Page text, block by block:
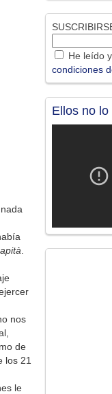
nos
de
los 21
le
He leído
condiciones
Ellos no